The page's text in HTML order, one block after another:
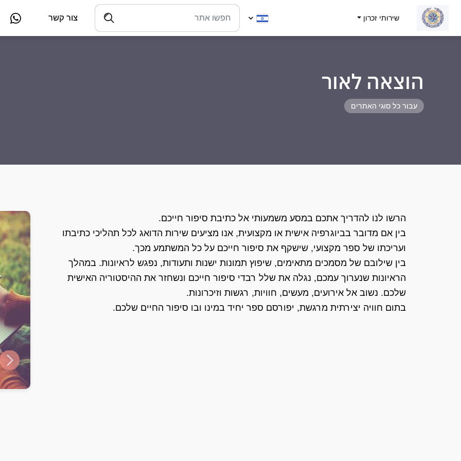
שירותי זכרון צור קשר
הוצאה לאור
עבור כל סוגי האתרים
הרשו לנו להדריך אתכם במסע משמעותי אל כתיבת סיפור חייכם.
בין אם מדובר בביוגרפיה אישית או מקצועית, אנו מציעים שירות הדואג לכל תהליכי כתיבתו
ועריכתו של ספר מקצועי, שישקף את סיפור חייכם על כל המשתמע מכך.
בין שילובם של מסמכים מתאימים, שיפוץ תמונות ישנות ותעודות, נפגש לראיונות. במהלך
הראיונות שנערוך עמכם, נגלה את שלל רבדי סיפור חייכם ונשחזר את ההיסטוריה האישית
שלכם. נשוב אל אירועים, מעשים, חוויות, רגשות וזיכרונות.
בתום חוויה יצירתית מרגשת, יפורסם ספר יחיד במינו ובו סיפור החיים שלכם.